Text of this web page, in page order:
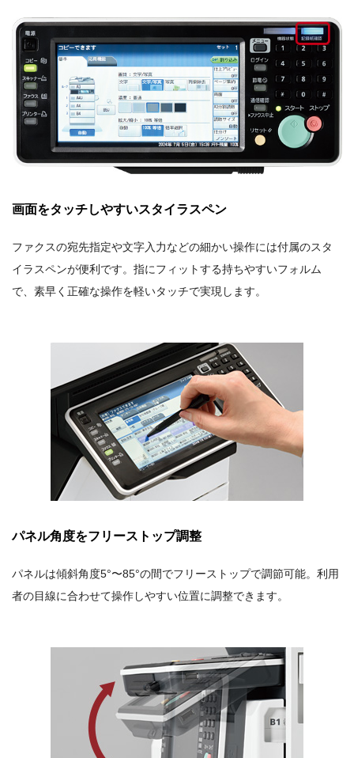
画面をタッチしやすいスタイラスペン
ファクスの宛先指定や文字入力などの細かい操作には付属のスタ
イラスペンが便利です。指にフィットする持ちやすいフォルム
で、素早く正確な操作を軽いタッチで実現します。
パネル角度をフリーストップ調整
パネルは傾斜角度5°〜85°の間でフリーストップで調節可能。利用
者の目線に合わせて操作しやすい位置に調整できます。